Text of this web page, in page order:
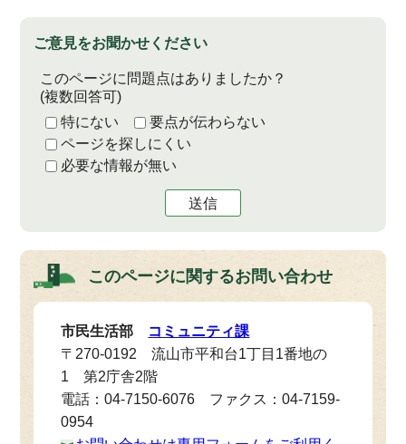
ご意見をお聞かせください
このページに問題点はありましたか？
(複数回答可)
特にない
要点が伝わらない
ページを探しにくい
必要な情報が無い
送信
このページに関するお問い合わせ
市民生活部 コミュニティ課
〒270-0192 流山市平和台1丁目1番地の
1 第2庁舎2階
電話：04-7150-6076 ファクス：04-7159-
0954